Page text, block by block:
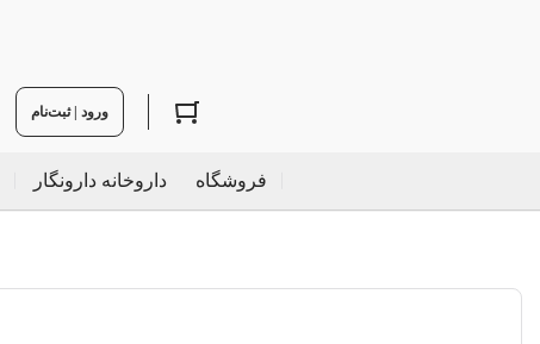
ورود | ثبت‌نام
داروخانه دارونگار فروشگاه